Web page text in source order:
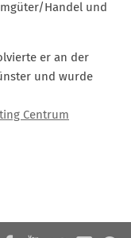
Handel und
er an der
und wurde
Centrum